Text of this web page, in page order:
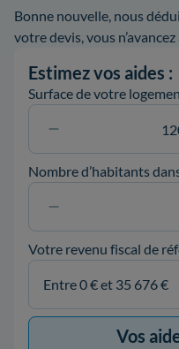
Bonne nouvelle, nous
votre devis, vous
Estimez vos aides :
Surface de votre
Nombre d’habitants
Votre revenu fiscal de
Vos